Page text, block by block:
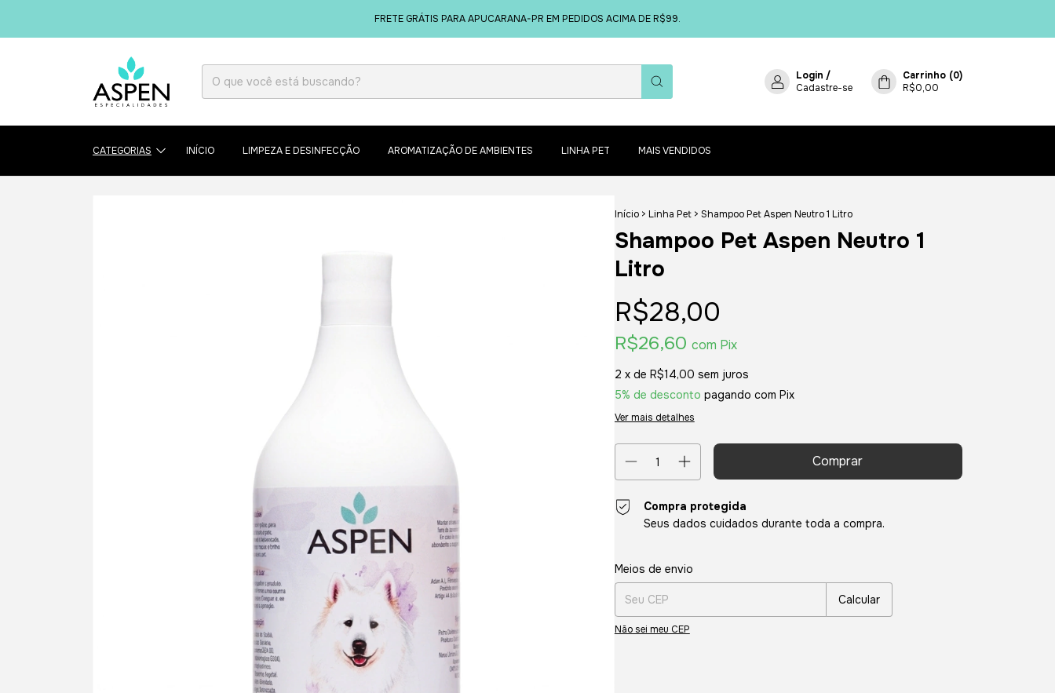
FRETE GRÁTIS PARA APUCARANA-PR EM PEDIDOS ACIMA DE R$99.
Login /
Cadastre-se
Carrinho (0)
R$0,00
CATEGORIAS INÍCIO LIMPEZA E DESINFECÇÃO AROMATIZAÇÃO DE AMBIENTES LINHA PET MAIS VENDIDOS
Início > Linha Pet > Shampoo Pet Aspen Neutro 1 Litro
Shampoo Pet Aspen Neutro 1
Litro
R$28,00
R$26,60 com Pix
2 x de R$14,00 sem juros
5% de desconto pagando com Pix
Ver mais detalhes
Compra protegida
Seus dados cuidados durante toda a compra.
Entregas para o CEP:
Meios de envio
Calcular
Não sei meu CEP